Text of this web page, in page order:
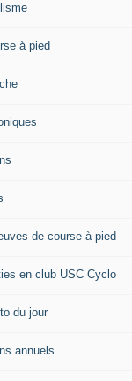
à pied
de course à pied
en club USC Cyclo
du jour
annuels